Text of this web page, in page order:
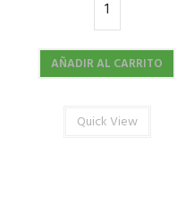
AÑADIR AL CARRITO
Quick View